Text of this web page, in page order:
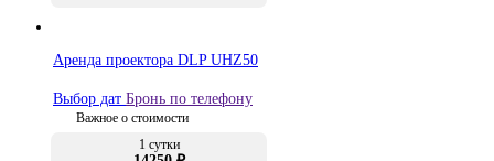
Аренда проектора DLP UHZ50
Выбор дат Бронь по телефону
Важное о стоимости
1 сутки